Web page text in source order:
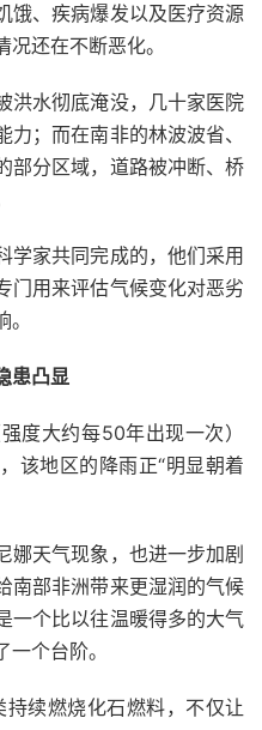
饿、疾病爆发以及医疗资源
还在不断恶化。
洪水彻底淹没，几十家医院
；而在南非的林波波省、
部分区域，道路被冲断、桥
学家共同完成的，他们采用
门用来评估气候变化对恶劣
患凸显
度大约每50年出现一次）
该地区的降雨正“明显朝着
娜天气现象，也进一步加剧
南部非洲带来更湿润的气候
一个比以往温暖得多的大气
个台阶。
续燃烧化石燃料，不仅让